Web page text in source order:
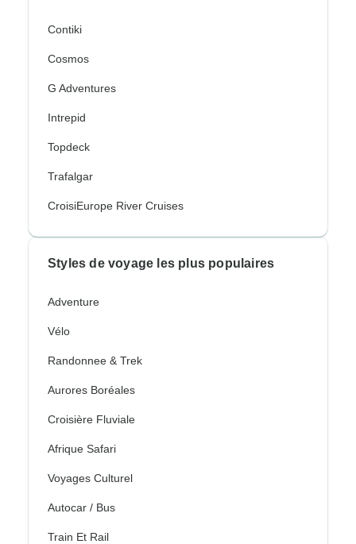
Contiki
Cosmos
G Adventures
Intrepid
Topdeck
Trafalgar
CroisiEurope River Cruises
Styles de voyage les plus populaires
Adventure
Vélo
Randonnee & Trek
Aurores Boréales
Croisière Fluviale
Afrique Safari
Voyages Culturel
Autocar / Bus
Train Et Rail